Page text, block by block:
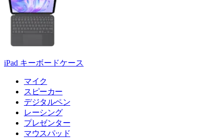
iPad キーボードケース
マイク
スピーカー
デジタルペン
レーシング
プレゼンター
マウスパッド